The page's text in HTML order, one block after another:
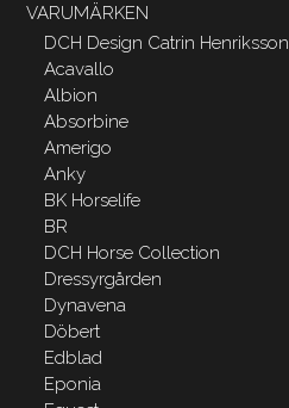
VARUMÄRKEN
DCH Design Catrin Henriksson
Acavallo
Albion
Absorbine
Amerigo
Anky
BK Horselife
BR
DCH Horse Collection
Dressyrgården
Dynavena
Döbert
Edblad
Eponia